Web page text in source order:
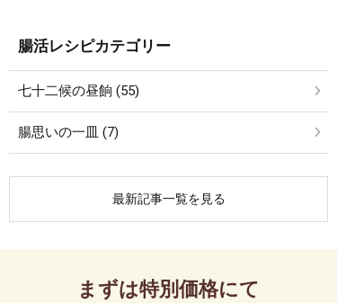
腸活レシピカテゴリー
七十二候の昼餉 (55)
腸思いの一皿 (7)
最新記事一覧を見る
まずは特別価格にて